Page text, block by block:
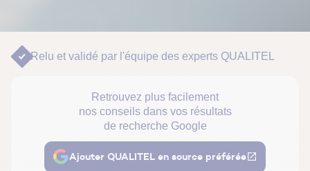
Relu et validé par l'équipe des experts QUALITEL
Retrouvez plus facilement
nos conseils dans vos résultats
de recherche Google
Ajouter QUALITEL en source préférée